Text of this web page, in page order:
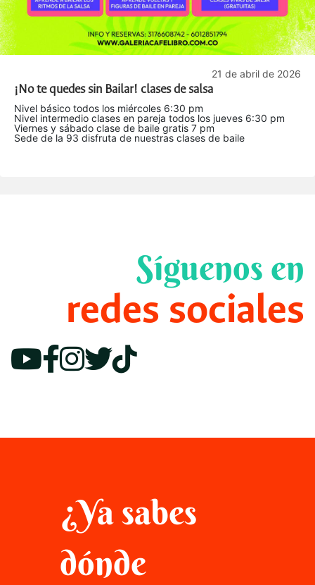
21 de abril de 2026
¡No te quedes sin Bailar! clases de salsa
Nivel básico todos los miércoles 6:30 pm
Nivel intermedio clases en pareja todos los jueves 6:30 pm
Viernes y sábado clase de baile gratis 7 pm
Sede de la 93 disfruta de nuestras clases de baile
Síguenos en
redes sociales
¿Ya sabes
dónde